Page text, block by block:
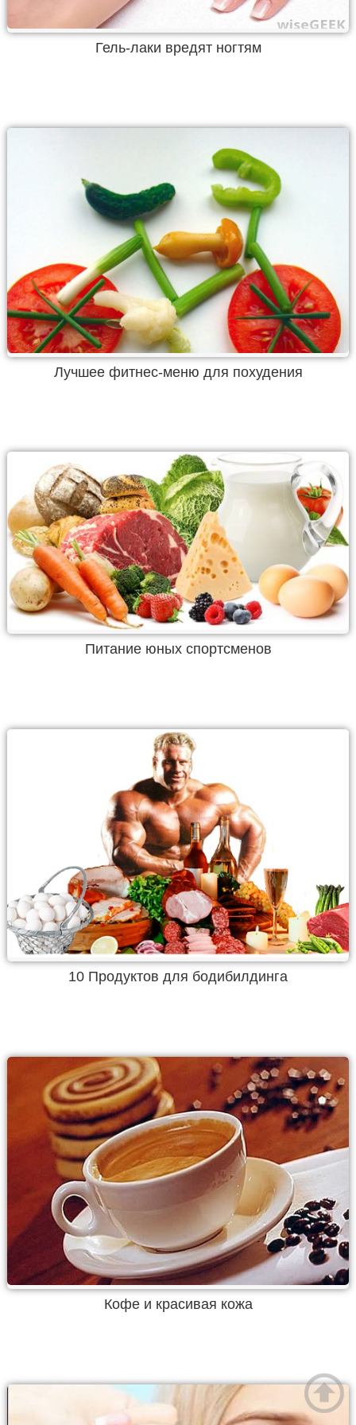
Гель-лаки вредят ногтям
Лучшее фитнес-меню для похудения
Питание юных спортсменов
10 Продуктов для бодибилдинга
Кофе и красивая кожа